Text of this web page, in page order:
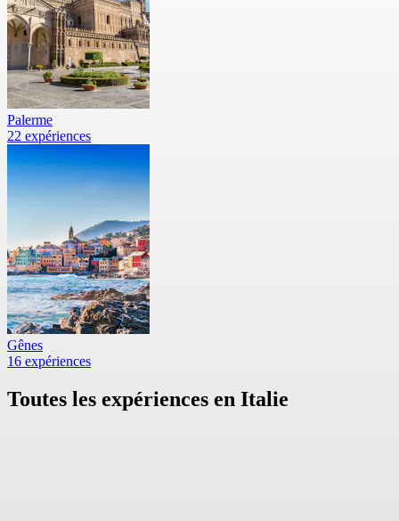
Palerme
22 expériences
Gênes
16 expériences
Toutes les expériences en Italie